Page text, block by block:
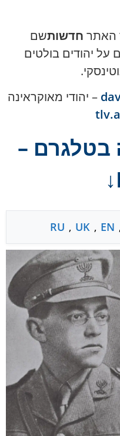
האתר חדשותשם
על יהודים בולטים
– יהודי מאוקראינה
בטלגרם –
RU , UK , EN ,